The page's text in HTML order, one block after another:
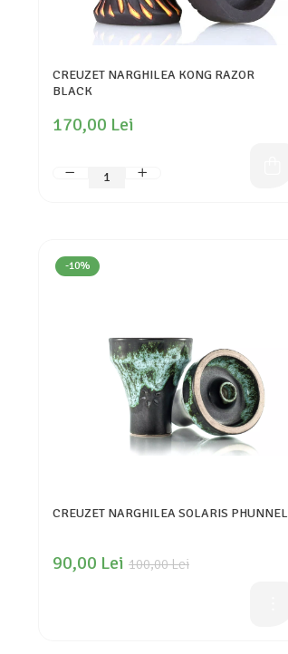
CREUZET NARGHILEA KONG RAZOR
BLACK
170,00 Lei
-10%
CREUZET NARGHILEA SOLARIS PHUNNEL
100,00 Lei
90,00 Lei